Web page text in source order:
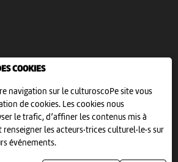
COOKIES
navigation sur le culturoscoPe site vous
de cookies. Les cookies nous
le trafic, d’affiner les contenus mis à
les acteurs·trices culturel·le·s sur
événements.